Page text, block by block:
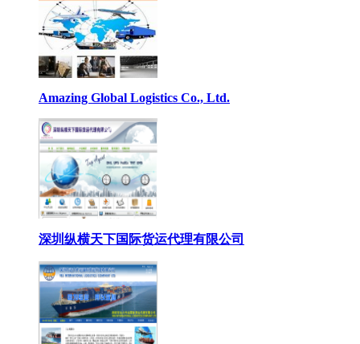
Amazing Global Logistics Co., Ltd.
深圳纵横天下国际货运代理有限公司